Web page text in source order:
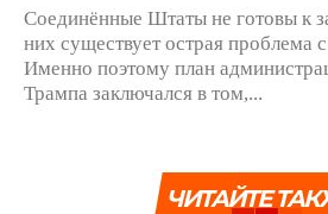
Соединённые Штаты не готовы к
них существует острая проблема
Именно поэтому план
Трампа заключался в том,...
ЧИТАЙТЕ